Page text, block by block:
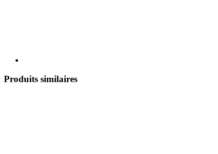
Produits similaires